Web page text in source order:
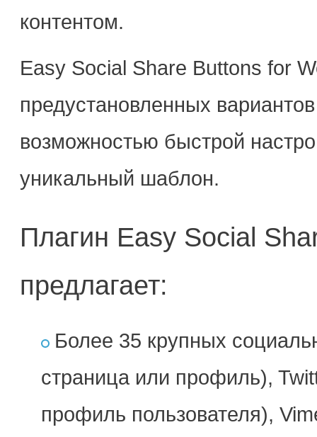
контентом.
Easy Social Share Buttons for
предустановленных
возможностью быстрой
уникальный шаблон.
Плагин Easy Social
предлагает:
Более 35 крупных
страница или профиль),
профиль пользователя),